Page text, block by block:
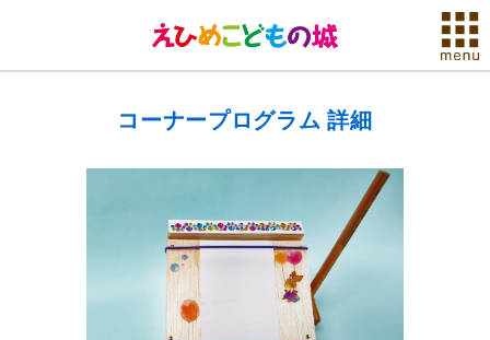
コーナープログラム 詳細